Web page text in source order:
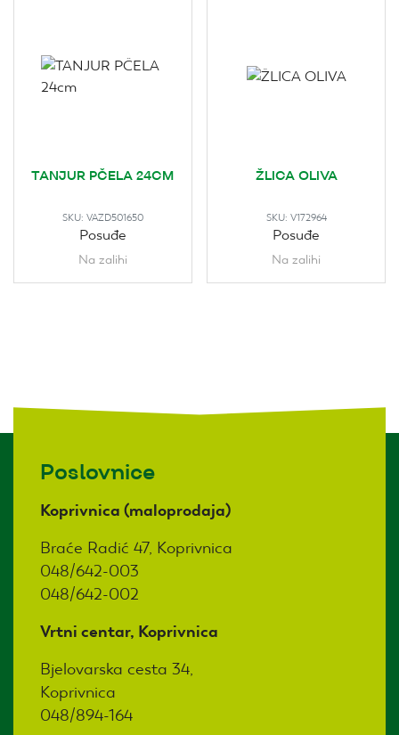
TANJUR PČELA 24CM
SKU: VAZD501650
Posuđe
Na zalihi
ŽLICA OLIVA
SKU: V172964
Posuđe
Na zalihi
Poslovnice
Koprivnica (maloprodaja)
Braće Radić 47, Koprivnica
048/642-003
048/642-002
Vrtni centar, Koprivnica
Bjelovarska cesta 34,
Koprivnica
048/894-164